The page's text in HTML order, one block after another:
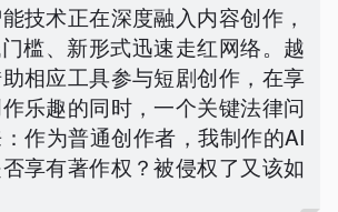
技术正在深度融入内容创作，
槛、新形式迅速走红网络。越
相应工具参与短剧创作，在享
乐趣的同时，一个关键法律问
作为普通创作者，我制作的AI
享有著作权？被侵权了又该如